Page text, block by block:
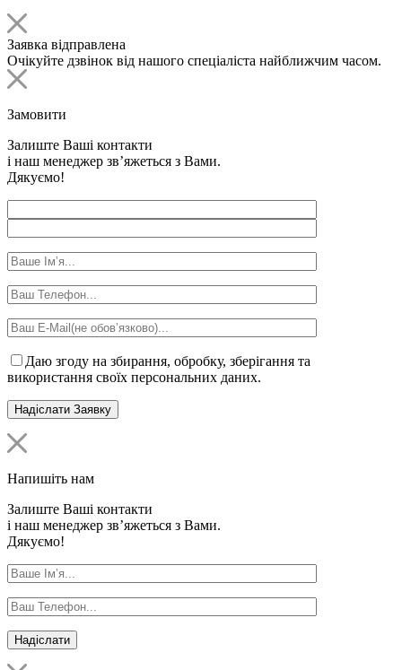
Заявка відправлена
Очікуйте дзвінок від нашого спеціаліста найближчим часом.
Замовити
Залиште Ваші контакти
і наш менеджер зв’яжеться з Вами.
Дякуємо!
Даю згоду на збирання, обробку, зберігання та
використання своїх персональних даних.
Напишіть нам
Залиште Ваші контакти
і наш менеджер зв’яжеться з Вами.
Дякуємо!